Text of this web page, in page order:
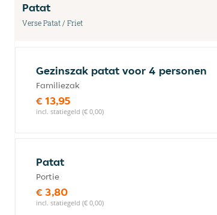
Patat
Verse Patat / Friet
Gezinszak patat voor 4 personen
Familiezak
€ 13,95
incl. statiegeld (€ 0,00)
Patat
Portie
€ 3,80
incl. statiegeld (€ 0,00)